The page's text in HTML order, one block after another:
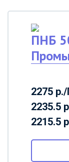
ПНБ
2275
2235.5
2215.5